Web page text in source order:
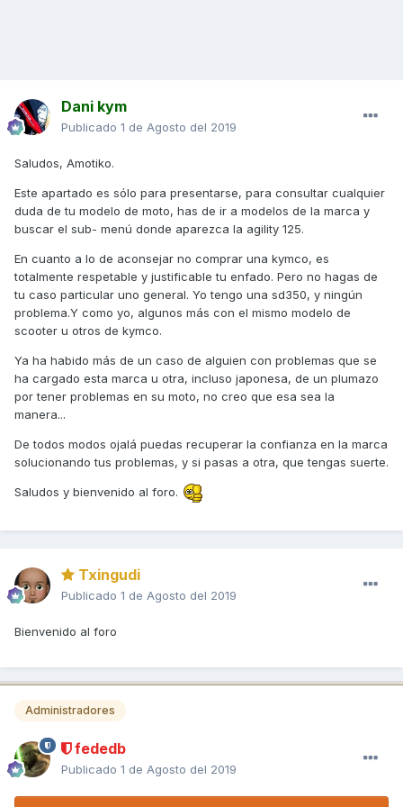
Dani kym
Publicado 1 de Agosto del 2019
Saludos, Amotiko.
Este apartado es sólo para presentarse, para consultar cualquier
duda de tu modelo de moto, has de ir a modelos de la marca y
buscar el sub- menú donde aparezca la agility 125.
En cuanto a lo de aconsejar no comprar una kymco, es
totalmente respetable y justificable tu enfado. Pero no hagas de
tu caso particular uno general. Yo tengo una sd350, y ningún
problema.Y como yo, algunos más con el mismo modelo de
scooter u otros de kymco.
Ya ha habido más de un caso de alguien con problemas que se
ha cargado esta marca u otra, incluso japonesa, de un plumazo
por tener problemas en su moto, no creo que esa sea la
manera...
De todos modos ojalá puedas recuperar la confianza en la marca
solucionando tus problemas, y si pasas a otra, que tengas suerte.
Saludos y bienvenido al foro.
Txingudi
Publicado 1 de Agosto del 2019
Bienvenido al foro
Administradores
fededb
Publicado 1 de Agosto del 2019